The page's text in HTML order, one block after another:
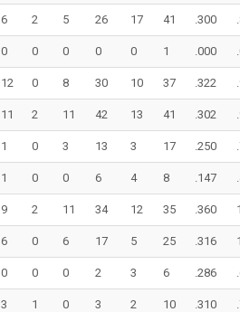
6 2 5 26 17 41 .300
0 0 0 0 0 1 .000
12 0 8 30 10 37 .322
11 2 11 42 13 41 .302
1 0 3 13 3 17 .250
1 0 0 6 4 8 .147
9 2 11 34 12 35 .360
6 0 6 17 5 25 .316
0 0 0 2 3 6 .286
3 1 0 3 2 10 .310